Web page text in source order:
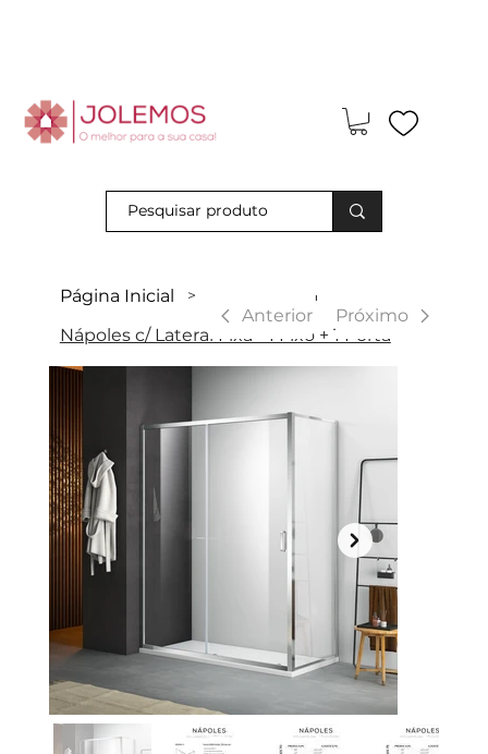
Página Inicial >
Nápoles c/ Lateral Fixa - 1 Fixo + 1 Porta
Anterior Próximo